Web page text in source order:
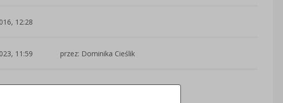
12:28
11:59 przez: Dominika Cieślik